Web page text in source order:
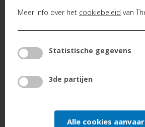
Meer info over het cookiebeleid van
Statistische gegevens
3de partijen
Alle cookies
E-25L Elektrische kanaalreiniger